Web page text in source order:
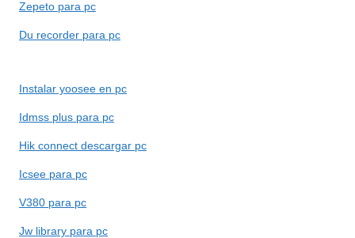
Zepeto para pc
Du recorder para pc
Instalar yoosee en pc
Idmss plus para pc
Hik connect descargar pc
Icsee para pc
V380 para pc
Jw library para pc